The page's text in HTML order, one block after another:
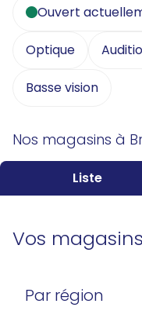
Ouvert
Optique
Basse vision
Nos magasins à
Liste
Vos magasins
Par région